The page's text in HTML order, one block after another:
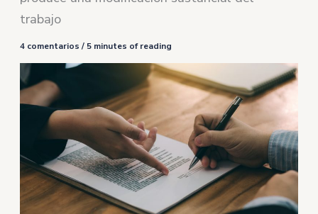
trabajo
4 comentarios / 5 minutes of reading